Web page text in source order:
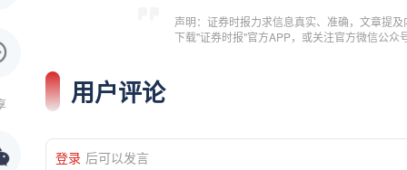
声明：证券时报力求信息真实、准确，文章提
下载"证券时报"官方APP，或关注官方微信公
用户评论
登录 后可以发言